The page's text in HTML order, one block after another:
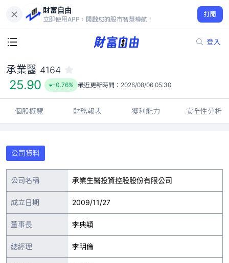
財富自由
立即使用APP，開啟您的股市智慧導航！
打開
登入
25.90
-0.76%
承業醫 4164
25.90 -0.76% 最近更新時間： 2026/08/06 05:30
個股概覽 財務報表 獲利能力 安全性分析
公司資料
公司名稱 承業生醫投資控股股份有限公司
成立日期 2009/11/27
董事長 李典穎
總經理 李明倫